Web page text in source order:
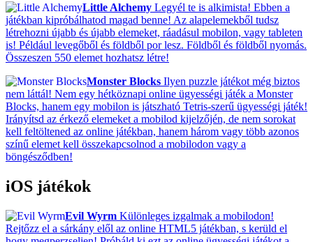
Little Alchemy Legyél te is alkimista! Ebben a
játékban kipróbálhatod magad benne! Az alapelemekből tudsz
létrehozni újabb és újabb elemeket, ráadásul mobilon, vagy tableten
is! Például levegőből és földből por lesz. Földből és földből nyomás.
Összeszen 550 elemet hozhatsz létre!
Monster Blocks Ilyen puzzle játékot még biztos
nem láttál! Nem egy hétköznapi online ügyességi játék a Monster
Blocks, hanem egy mobilon is játszható Tetris-szerű ügyességi játék!
Irányítsd az érkező elemeket a mobilod kijelzőjén, de nem sorokat
kell feltöltened az online játékban, hanem három vagy több azonos
színű elemet kell összekapcsolnod a mobilodon vagy a
böngésződben!
iOS játékok
Evil Wyrm Különleges izgalmak a mobilodon!
Rejtőzz el a sárkány elől az online HTML5 játékban, s kerüld el